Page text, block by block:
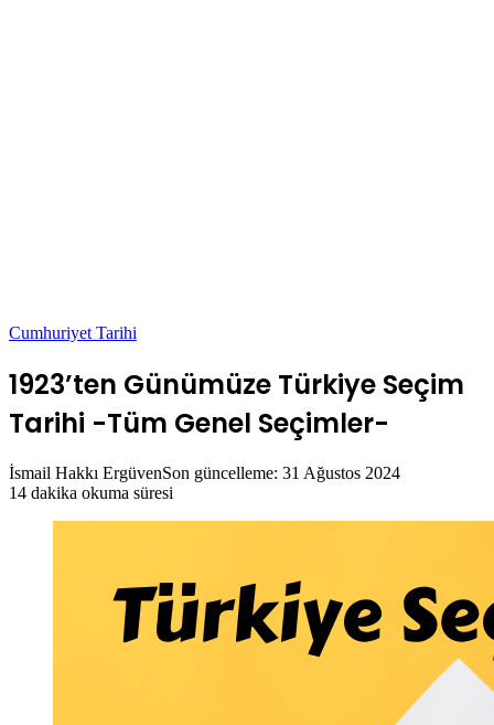
Cumhuriyet Tarihi
1923’ten Günümüze Türkiye Seçim
Tarihi -Tüm Genel Seçimler-
İsmail Hakkı ErgüvenSon güncelleme: 31 Ağustos 2024
14 dakika okuma süresi